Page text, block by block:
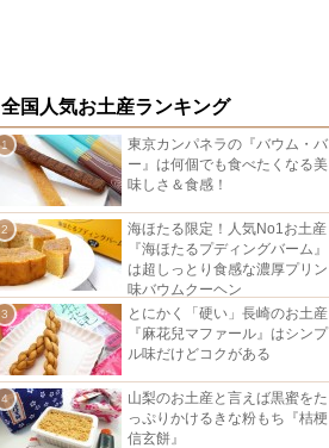
全国人気お土産ランキング
東京カンパネラの『バウム・バ
ー』は何個でも食べたくなる美
味しさ＆食感！
海ほたる限定！人気No1お土産
『海ほたるプディングバーム』
は超しっとり食感な濃厚プリン
味バウムクーヘン
とにかく「硬い」長崎のお土産
『麻花兒マファール』はシンプ
ル味だけどコクがある
山梨のお土産と言えば黒蜜をた
っぷりかけるきな粉もち『桔梗
信玄餅』